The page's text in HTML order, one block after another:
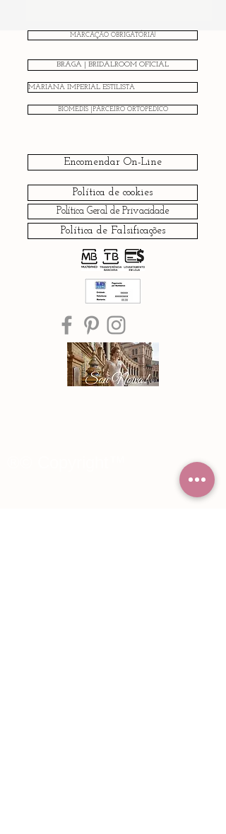
MARCAÇÃO OBRIGATÓRIA!
BRAGA | BRIDALROOM OFICIAL
MARIANA IMPERIAL ESTILISTA
BIOMEDIS |PARCEIRO ORTOPÉDICO
Encomendar On-Line
Política de cookies
Política Geral de Privacidade
Política de Falsificações